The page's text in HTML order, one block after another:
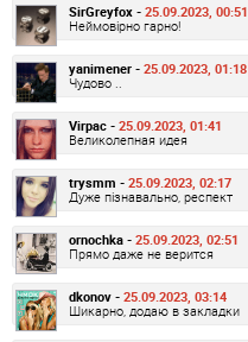
SirGreyfox - 25.09.2023, 00:51
Неймовірно гарно!
yanimener - 25.09.2023, 01:18
Чудово ..
Virpac - 25.09.2023, 01:41
Великолепная идея
trysmm - 25.09.2023, 02:17
Дуже пізнавально, респект
ornochka - 25.09.2023, 02:51
Прямо даже не верится
dkonov - 25.09.2023, 03:14
Шикарно, додаю в закладки